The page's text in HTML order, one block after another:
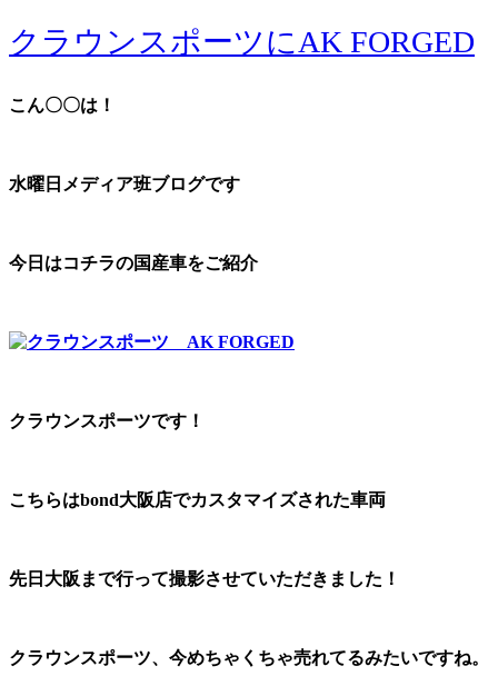
クラウンスポーツにAK FORGED
こん〇〇は！
水曜日メディア班ブログです
今日はコチラの国産車をご紹介
クラウンスポーツです！
こちらはbond大阪店でカスタマイズされた車両
先日大阪まで行って撮影させていただきました！
クラウンスポーツ、今めちゃくちゃ売れてるみたいですね。